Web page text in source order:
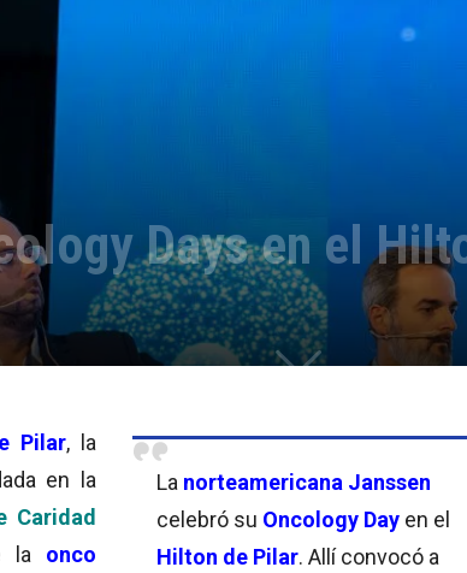
Days en el
La norteamericana Janssen
celebró su Oncology Day en el
Hilton de Pilar. Allí convocó a
Pilar, la
en la
Caridad
la onco